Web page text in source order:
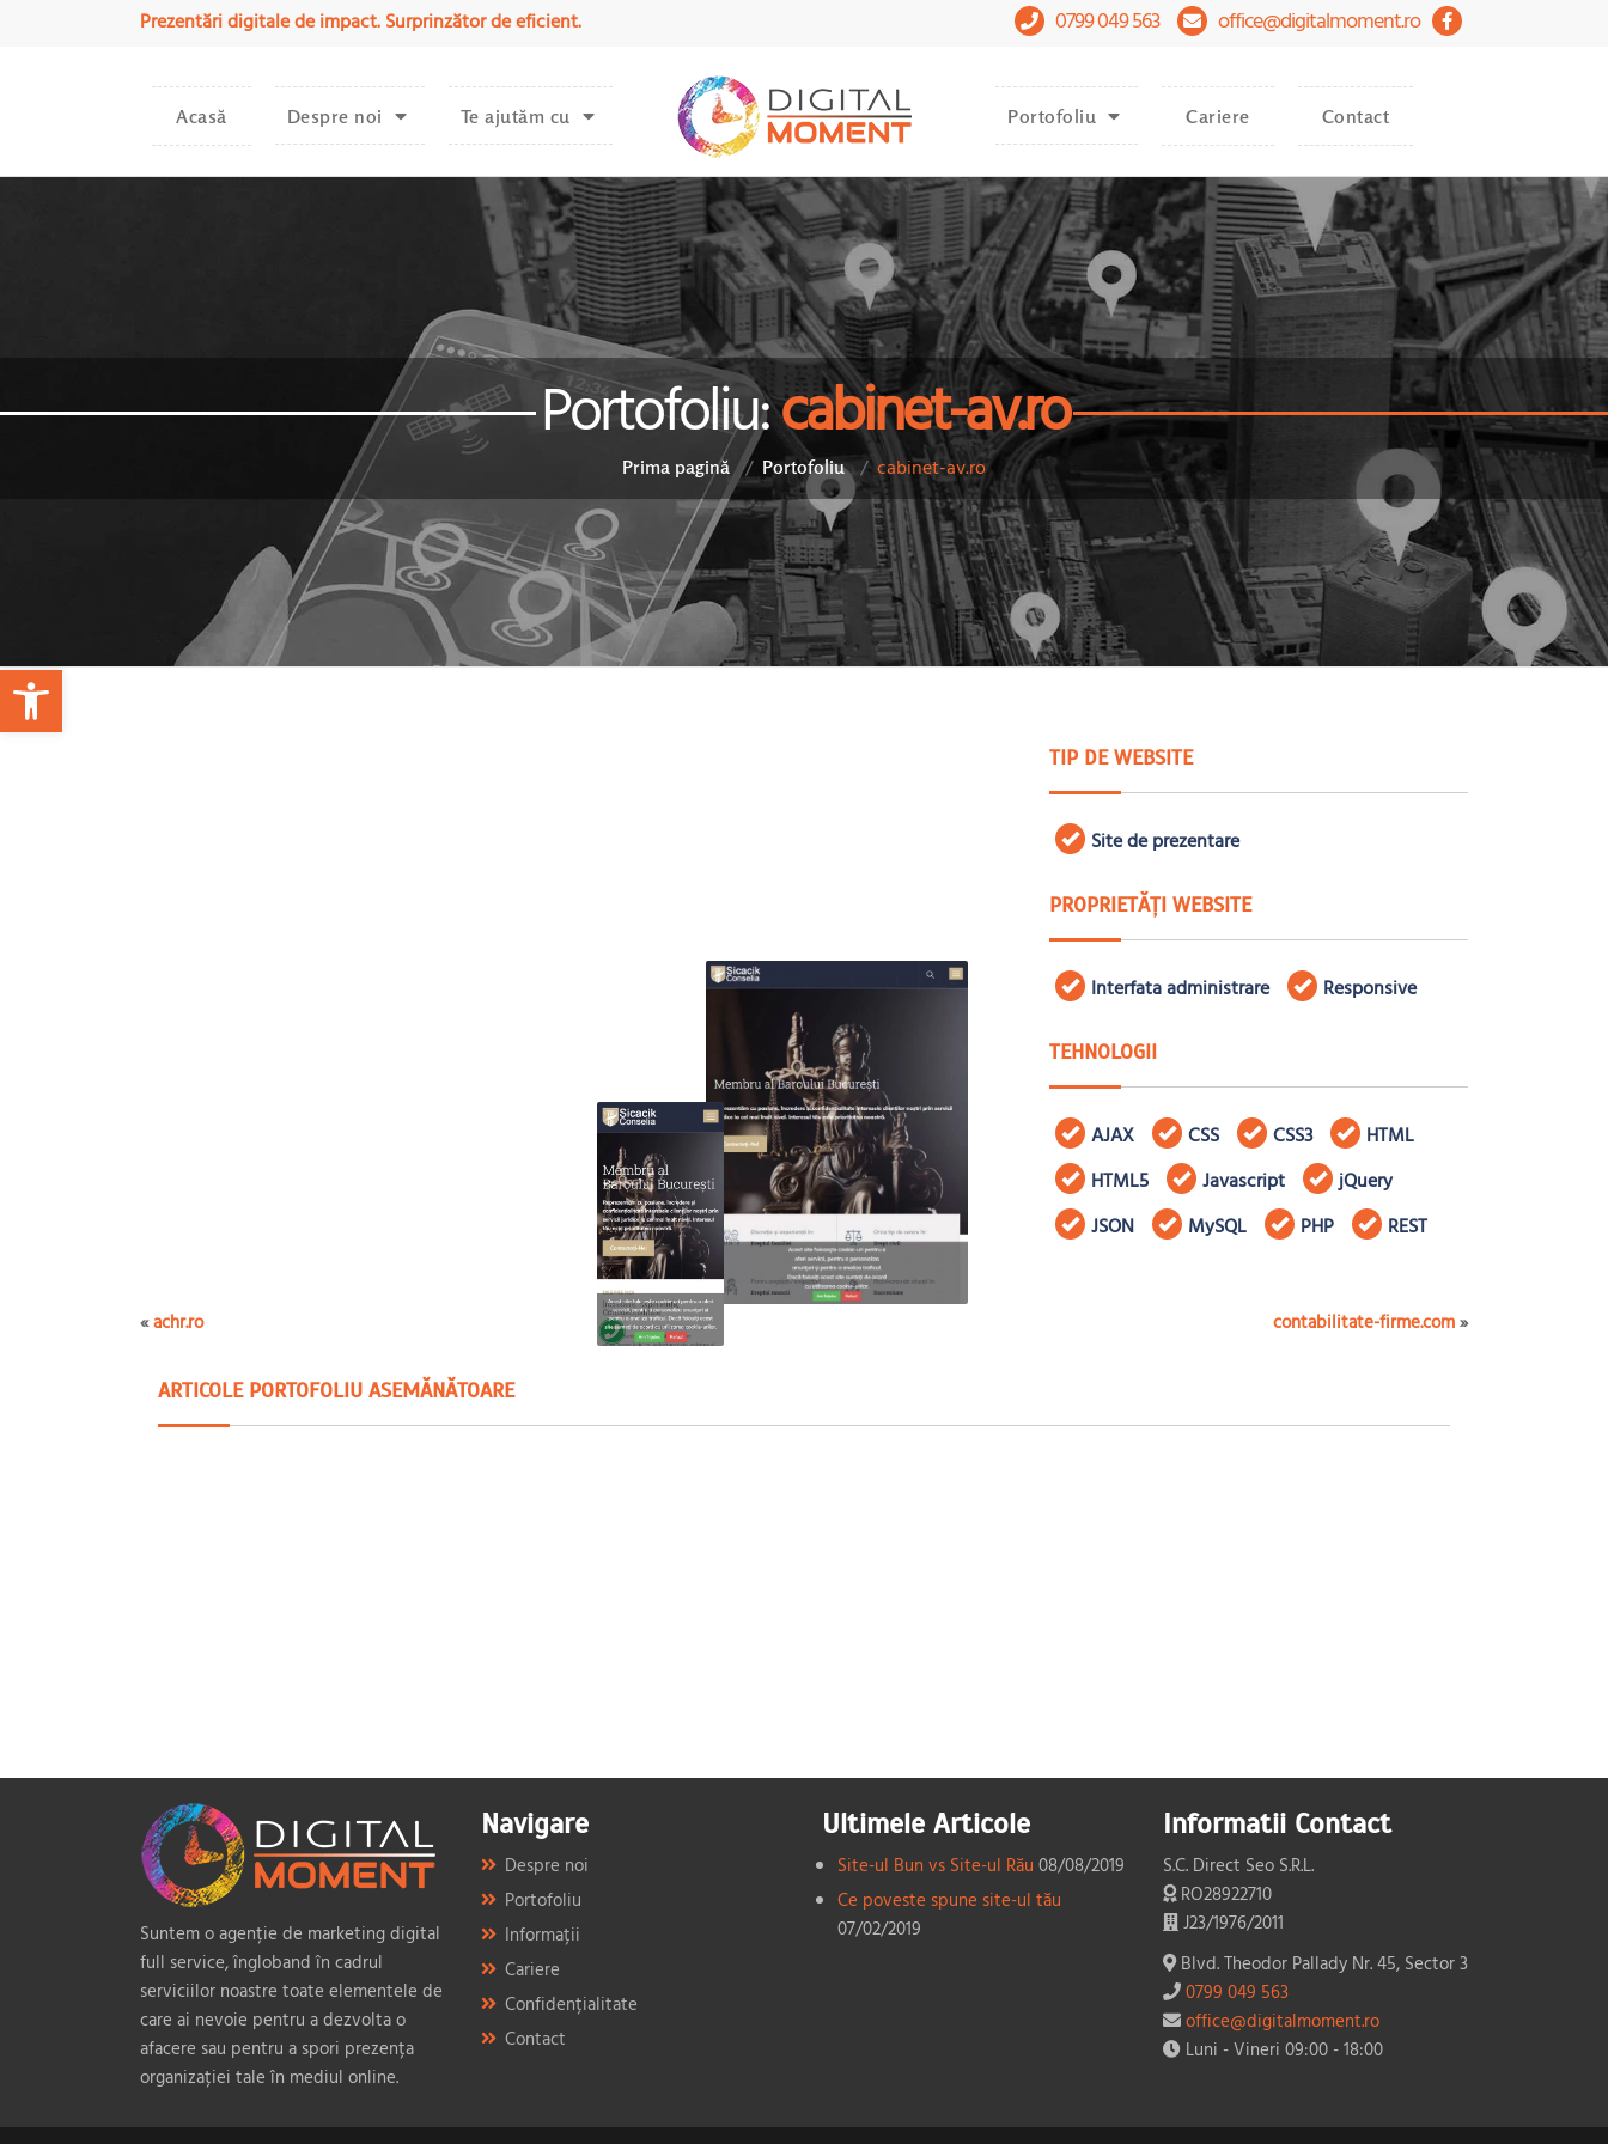
Prezentări digitale de impact. Surprinzător de eficient. office@digitalmoment.ro
0799 049 563
Acasă Despre noi Te ajutăm cu Portofoliu Cariere Contact
Portofoliu:cabinet-av.ro
Prima pagină Portofoliu cabinet-av.ro
TIP DE WEBSITE
Site de prezentare
PROPRIETĂȚI WEBSITE
Interfata administrare Responsive
TEHNOLOGII
AJAX CSS CSS3
HTML
HTML5
Javascript
jQuery
JSON
MySQL PHP REST
«achr.ro contabilitate-firme.com»
ARTICOLE PORTOFOLIU ASEMĂNĂTOARE
Suntem o agenție de marketing digital
full service, îngloband în cadrul
serviciilor noastre toate elementele de
care ai nevoie pentru a dezvolta o
afacere sau pentru a spori prezența
organizației tale în mediul online.
Navigare
Despre noi
Portofoliu
Informații
Cariere
Confidențialitate
Contact
Ultimele Articole
Site-ul Bun vs Site-ul Rău 08/08/2019
Ce poveste spune site-ul tău
07/02/2019
Informatii Contact
S.C. Direct Seo S.R.L.
RO28922710
J23/1976/2011
Blvd. Theodor Pallady Nr. 45, Sector 3
0799 049 563
office@digitalmoment.ro
Luni - Vineri 09:00 - 18:00
Open toolbar